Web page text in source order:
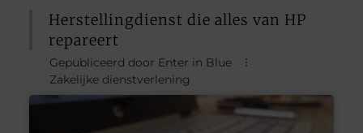
Herstellingdienst die alles van HP
repareert
Gepubliceerd door Enter in Blue
Zakelijke dienstverlening